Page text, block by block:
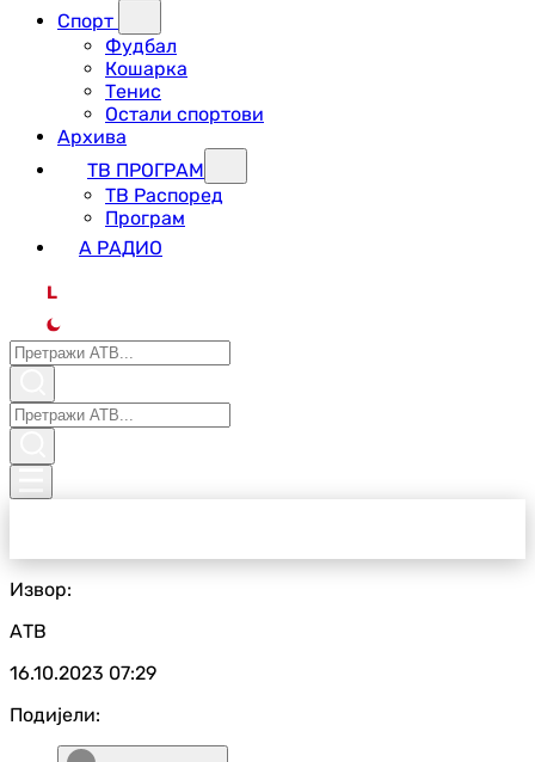
Спорт
Фудбал
Кошарка
Тенис
Остали спортови
Архива
ТВ ПРОГРАМ
ТВ Распоред
Програм
А РАДИО
L
Извор:
АТВ
16.10.2023 07:29
Подијели: